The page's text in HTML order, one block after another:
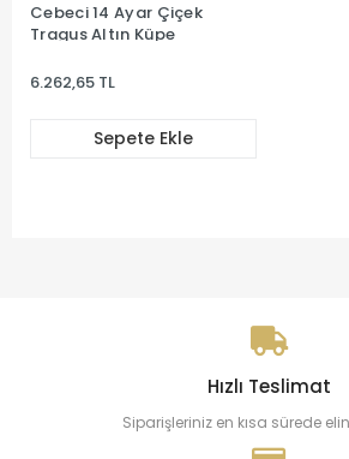
Cebeci 14 Ayar Çiçek
Tragus Altın Küpe
6.262,65 TL
Sepete Ekle
Hızlı Teslimat
Siparişleriniz en kısa sürede